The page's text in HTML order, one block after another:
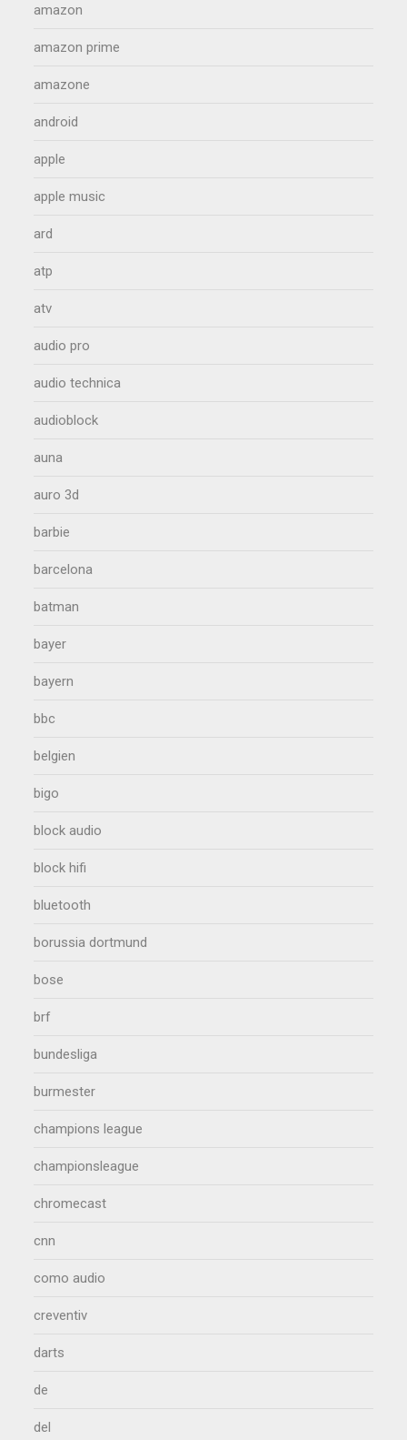
amazon
amazon prime
amazone
android
apple
apple music
ard
atp
atv
audio pro
audio technica
audioblock
auna
auro 3d
barbie
barcelona
batman
bayer
bayern
bbc
belgien
bigo
block audio
block hifi
bluetooth
borussia dortmund
bose
brf
bundesliga
burmester
champions league
championsleague
chromecast
cnn
como audio
creventiv
darts
de
del